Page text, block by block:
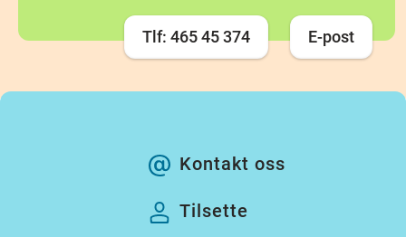
Tlf: 465 45 374 E-post
Kontakt oss
Tilsette